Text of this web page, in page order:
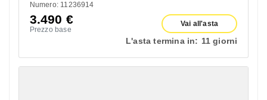
Numero: 11236914
3.490 €
Prezzo base
Vai all'asta
L'asta termina in: 11 giorni